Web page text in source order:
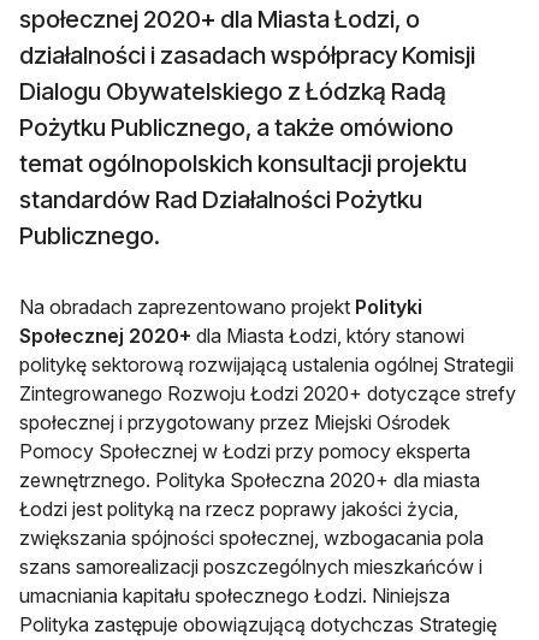
społecznej 2020+ dla Miasta Łodzi, o
działalności i zasadach współpracy Komisji
Dialogu Obywatelskiego z Łódzką Radą
Pożytku Publicznego, a także omówiono
temat ogólnopolskich konsultacji projektu
standardów Rad Działalności Pożytku
Publicznego.
Na obradach zaprezentowano projekt Polityki
Społecznej 2020+ dla Miasta Łodzi, który stanowi
politykę sektorową rozwijającą ustalenia ogólnej Strategii
Zintegrowanego Rozwoju Łodzi 2020+ dotyczące strefy
społecznej i przygotowany przez Miejski Ośrodek
Pomocy Społecznej w Łodzi przy pomocy eksperta
zewnętrznego. Polityka Społeczna 2020+ dla miasta
Łodzi jest polityką na rzecz poprawy jakości życia,
zwiększania spójności społecznej, wzbogacania pola
szans samorealizacji poszczególnych mieszkańców i
umacniania kapitału społecznego Łodzi. Niniejsza
Polityka zastępuje obowiązującą dotychczas Strategię